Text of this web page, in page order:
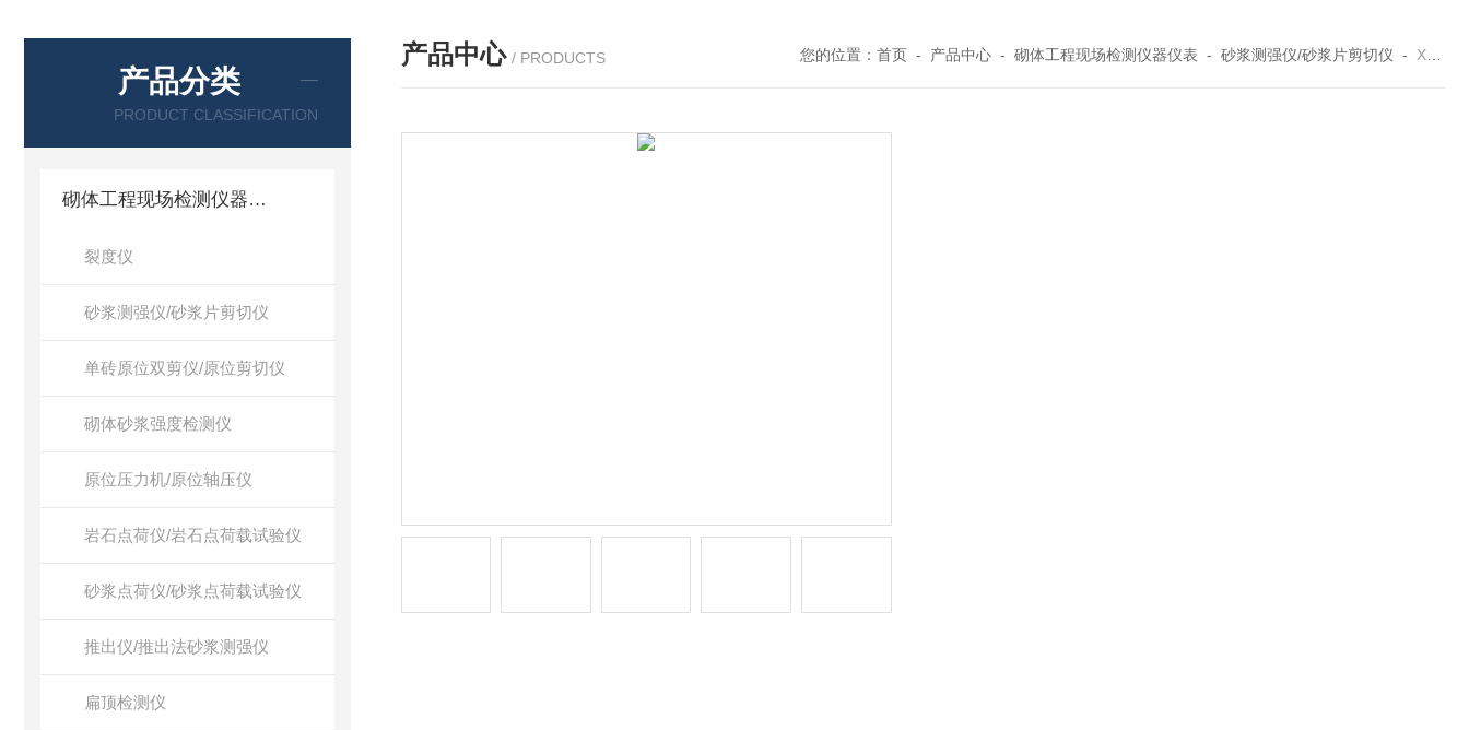
产品分类
PRODUCT CLASSIFICATION
砌体工程现场检测仪器仪表
裂度仪
砂浆测强仪/砂浆片剪切仪
单砖原位双剪仪/原位剪切仪
砌体砂浆强度检测仪
原位压力机/原位轴压仪
岩石点荷仪/岩石点荷载试验仪
砂浆点荷仪/砂浆点荷载试验仪
推出仪/推出法砂浆测强仪
扁顶检测仪
产品中心 / PRODUCTS 您的位置： 首页- 产品中心- 砌体工程现场检测仪器仪表 - 砂浆测强仪/砂浆片剪切仪 - XHCQ砌体砂浆测强仪 三年质保